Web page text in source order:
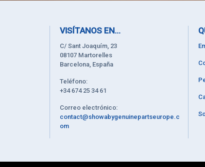
VISÍTANOS EN...
C/ Sant Joaquím, 23
08107 Martorelles
Barcelona, España
Teléfono:
+34 674 25 34 61
Correo electrónico:
contact@showabygenuinepartseurope.c
om